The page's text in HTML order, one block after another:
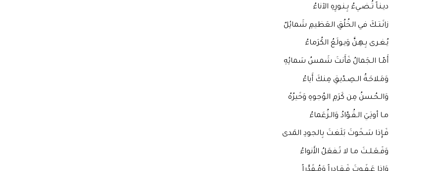
ديـنـاً تُـضـيءُ بِـنـورِهِ الآناءُ
زانَـتـكَ في الخُلُقِ العَظيمِ شَمائِلٌ
يُـغـرى بِـهِـنَّ وَيـولَعُ الكُرَماءُ
أَمّـا الـجَمالُ فَأَنتَ شَمسُ سَمائِهِ
وَمَـلاحَـةُ الـصِـدّيـقِ مِنكَ أَياءُ
وَالـحُـسنُ مِن كَرَمِ الوُجوهِ وَخَيرُهُ
مـا أوتِـيَ الـقُـوّادُ وَالـزُعَماءُ
فَـإِذا سَـخَوتَ بَلَغتَ بِالجودِ المَدى
وَفَـعَـلـتَ مـا لا تَـفعَلُ الأَنواءُ